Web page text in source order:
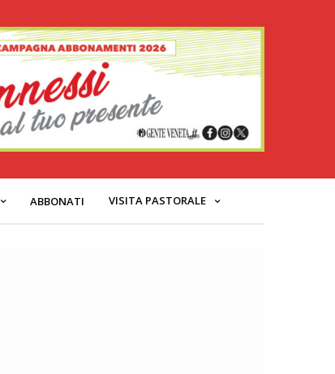
ABBONATI VISITA PASTORALE